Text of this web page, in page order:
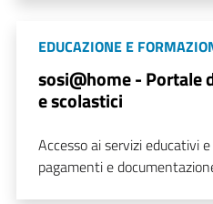
EDUCAZIONE E
sosi@home - Portale
e scolastici
Accesso ai servizi educativi
pagamenti e